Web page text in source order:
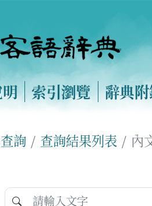
索引瀏覽 辭典
詢 查詢結果列表 內